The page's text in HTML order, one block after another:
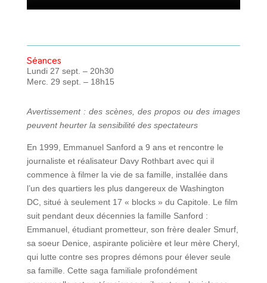
Séances
Lundi 27 sept. – 20h30
Merc. 29 sept. – 18h15
Avertissement : des scènes, des propos ou des images
peuvent heurter la sensibilité des spectateurs
En 1999, Emmanuel Sanford a 9 ans et rencontre le
journaliste et réalisateur Davy Rothbart avec qui il
commence à filmer la vie de sa famille, installée dans
l’un des quartiers les plus dangereux de Washington
DC, situé à seulement 17 « blocks » du Capitole. Le film
suit pendant deux décennies la famille Sanford :
Emmanuel, étudiant prometteur, son frère dealer Smurf,
sa soeur Denice, aspirante policière et leur mère Cheryl,
qui lutte contre ses propres démons pour élever seule
sa famille. Cette saga familiale profondément